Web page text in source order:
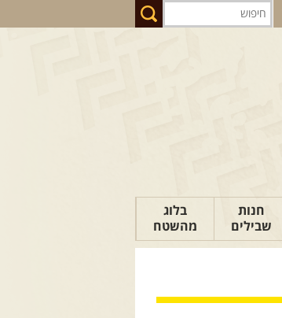
חנות
שבילים
בלוג
מהשטח
טיפים לנהיגה